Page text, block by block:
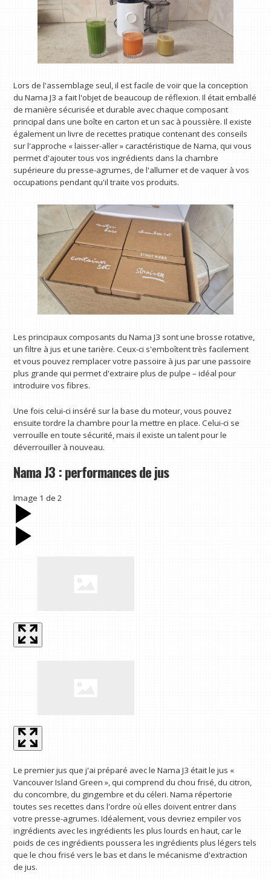
Lors de l'assemblage seul, il est facile de voir que la conception
du Nama J3 a fait l'objet de beaucoup de réflexion. Il était emballé
de manière sécurisée et durable avec chaque composant
principal dans une boîte en carton et un sac à poussière. Il existe
également un livre de recettes pratique contenant des conseils
sur l'approche « laisser-aller » caractéristique de Nama, qui vous
permet d'ajouter tous vos ingrédients dans la chambre
supérieure du presse-agrumes, de l'allumer et de vaquer à vos
occupations pendant qu'il traite vos produits.
Les principaux composants du Nama J3 sont une brosse rotative,
un filtre à jus et une tarière. Ceux-ci s'emboîtent très facilement
et vous pouvez remplacer votre passoire à jus par une passoire
plus grande qui permet d'extraire plus de pulpe – idéal pour
introduire vos fibres.
Une fois celui-ci inséré sur la base du moteur, vous pouvez
ensuite tordre la chambre pour la mettre en place. Celui-ci se
verrouille en toute sécurité, mais il existe un talent pour le
déverrouiller à nouveau.
Nama J3 : performances de jus
Image 1 de2
Le premier jus que j'ai préparé avec le Nama J3 était le jus «
Vancouver Island Green », qui comprend du chou frisé, du citron,
du concombre, du gingembre et du céleri. Nama répertorie
toutes ses recettes dans l'ordre où elles doivent entrer dans
votre presse-agrumes. Idéalement, vous devriez empiler vos
ingrédients avec les ingrédients les plus lourds en haut, car le
poids de ces ingrédients poussera les ingrédients plus légers tels
que le chou frisé vers le bas et dans le mécanisme d'extraction
de jus.